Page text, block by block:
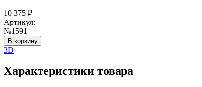
10 375 ₽
Артикул:
№1591
В корзину
3D
Характеристики товара